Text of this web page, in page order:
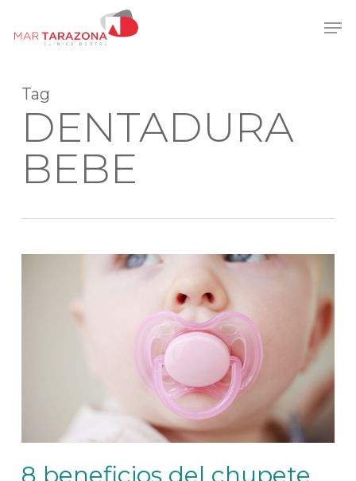
Tag
DENTADURA
BEBE
8 beneficios del chupete